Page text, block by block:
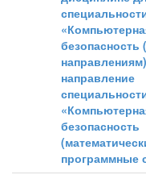
безопасность
направление
безопасность
программные